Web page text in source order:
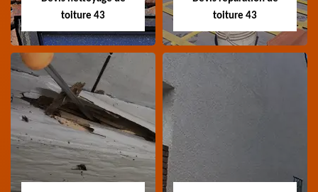
toiture 43
Devis nettoyage de
toiture 43
Devis nettoyage de
toiture 43 Haute-Loire
toiture 43
toiture 43
Devis réparation de
toiture 43 Haute-Loire